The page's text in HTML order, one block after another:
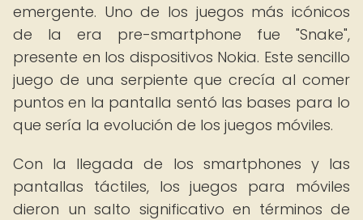
emergente. Uno de los juegos más icónicos
de la era pre-smartphone fue "Snake",
presente en los dispositivos Nokia. Este sencillo
juego de una serpiente que crecía al comer
puntos en la pantalla sentó las bases para lo
que sería la evolución de los juegos móviles.
Con la llegada de los smartphones y las
pantallas táctiles, los juegos para móviles
dieron un salto significativo en términos de